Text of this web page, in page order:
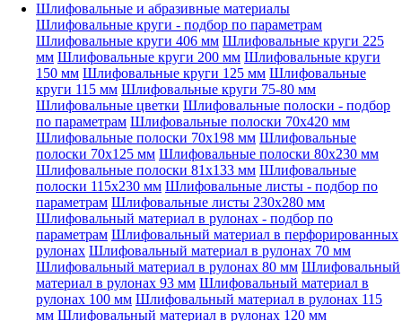
Шлифовальные и абразивные материалы
Шлифовальные круги - подбор по параметрам
Шлифовальные круги 406 мм Шлифовальные круги 225
мм Шлифовальные круги 200 мм Шлифовальные круги
150 мм Шлифовальные круги 125 мм Шлифовальные
круги 115 мм Шлифовальные круги 75-80 мм
Шлифовальные цветки Шлифовальные полоски - подбор
по параметрам Шлифовальные полоски 70x420 мм
Шлифовальные полоски 70x198 мм Шлифовальные
полоски 70x125 мм Шлифовальные полоски 80x230 мм
Шлифовальные полоски 81x133 мм Шлифовальные
полоски 115x230 мм Шлифовальные листы - подбор по
параметрам Шлифовальные листы 230x280 мм
Шлифовальный материал в рулонах - подбор по
параметрам Шлифовальный материал в перфорированных
рулонах Шлифовальный материал в рулонах 70 мм
Шлифовальный материал в рулонах 80 мм Шлифовальный
материал в рулонах 93 мм Шлифовальный материал в
рулонах 100 мм Шлифовальный материал в рулонах 115
мм Шлифовальный материал в рулонах 120 мм